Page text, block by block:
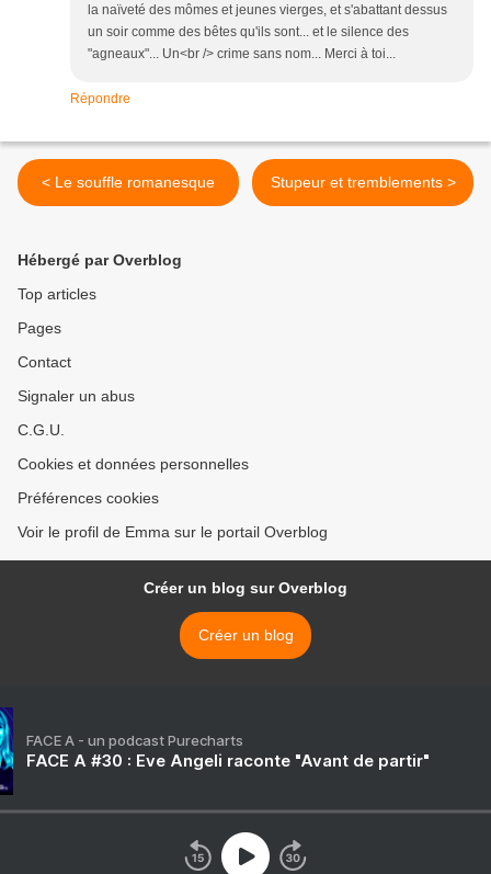
la naïveté des mômes et jeunes vierges, et s'abattant dessus
un soir comme des bêtes qu'ils sont... et le silence des
"agneaux"... Un<br /> crime sans nom... Merci à toi...
Répondre
< Le souffle romanesque Stupeur et tremblements >
Hébergé par Overblog
Top articles
Pages
Contact
Signaler un abus
C.G.U.
Cookies et données personnelles
Préférences cookies
Voir le profil de Emma sur le portail Overblog
Créer un blog sur Overblog
Créer un blog
FACE A - un podcast Purecharts
FACE A #30 : Eve Angeli raconte "Avant de partir"